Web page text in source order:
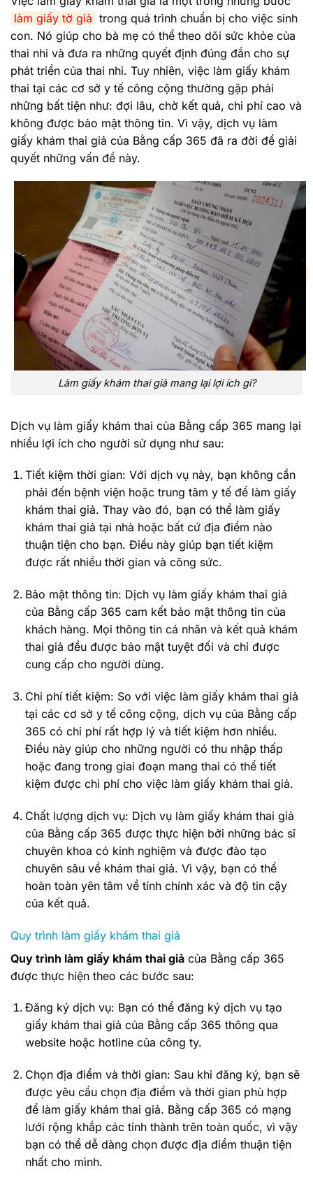
làm giấy tờ giả trong quá trình chuẩn bị cho việc sinh
con. Nó giúp cho bà mẹ có thể theo dõi sức khỏe của
thai nhi và đưa ra những quyết định đúng đắn cho sự
phát triển của thai nhi. Tuy nhiên, việc làm giấy khám
thai tại các cơ sở y tế công cộng thường gặp phải
những bất tiện như: đợi lâu, chờ kết quả, chi phí cao và
không được bảo mật thông tin. Vì vậy, dịch vụ làm
giấy khám thai giả của Bằng cấp 365 đã ra đời để giải
quyết những vấn đề này.
Làm giấy khám thai giả mang lại lợi ích gì?
Dịch vụ làm giấy khám thai của Bằng cấp 365 mang lại
nhiều lợi ích cho người sử dụng như sau:
Tiết kiệm thời gian: Với dịch vụ này, bạn không cần
phải đến bệnh viện hoặc trung tâm y tế để làm giấy
khám thai giả. Thay vào đó, bạn có thể làm giấy
khám thai giả tại nhà hoặc bất cứ địa điểm nào
thuận tiện cho bạn. Điều này giúp bạn tiết kiệm
được rất nhiều thời gian và công sức.
Bảo mật thông tin: Dịch vụ làm giấy khám thai giả
của Bằng cấp 365 cam kết bảo mật thông tin của
khách hàng. Mọi thông tin cá nhân và kết quả khám
thai giả đều được bảo mật tuyệt đối và chỉ được
cung cấp cho người dùng.
Chi phí tiết kiệm: So với việc làm giấy khám thai giả
tại các cơ sở y tế công cộng, dịch vụ của Bằng cấp
365 có chi phí rất hợp lý và tiết kiệm hơn nhiều.
Điều này giúp cho những người có thu nhập thấp
hoặc đang trong giai đoạn mang thai có thể tiết
kiệm được chi phí cho việc làm giấy khám thai giả.
Chất lượng dịch vụ: Dịch vụ làm giấy khám thai giả
của Bằng cấp 365 được thực hiện bởi những bác sĩ
chuyên khoa có kinh nghiệm và được đào tạo
chuyên sâu về khám thai giả. Vì vậy, bạn có thể
hoàn toàn yên tâm về tính chính xác và độ tin cậy
của kết quả.
Quy trình làm giấy khám thai giả
Quy trình làm giấy khám thai giả của Bằng cấp 365
được thực hiện theo các bước sau:
Đăng ký dịch vụ: Bạn có thể đăng ký dịch vụ tạo
giấy khám thai giả của Bằng cấp 365 thông qua
website hoặc hotline của công ty.
Chọn địa điểm và thời gian: Sau khi đăng ký, bạn sẽ
được yêu cầu chọn địa điểm và thời gian phù hợp
để làm giấy khám thai giả. Bằng cấp 365 có mạng
lưới rộng khắp các tỉnh thành trên toàn quốc, vì vậy
bạn có thể dễ dàng chọn được địa điểm thuận tiện
nhất cho mình.